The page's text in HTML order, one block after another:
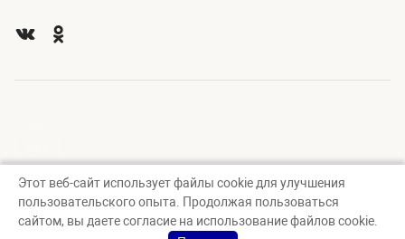
© Саратовское региональное отделение Союза журналистов
России, 2026
Создание сайта — nopreset
Этот веб-сайт использует файлы cookie для улучшения
пользовательского опыта. Продолжая пользоваться
сайтом, вы даете согласие на использование файлов cookie.